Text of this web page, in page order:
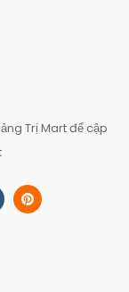
Trị Mart để cập